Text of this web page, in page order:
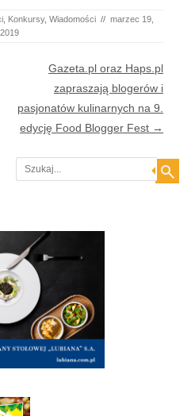
, Konkursy, Wiadomości // marzec 19,
2019
Gazeta.pl oraz Haps.pl
zapraszają blogerów i
pasjonatów kulinarnych na 9.
edycję Food Blogger Fest →
Search